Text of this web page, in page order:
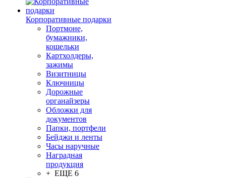
Корпоративные подарки
Портмоне,
бумажники,
кошельки
Картхолдеры,
зажимы
Визитницы
Ключницы
Дорожные
органайзеры
Обложки для
документов
Папки, портфели
Бейджи и ленты
Часы наручные
Наградная
продукция
+ ЕЩЕ 6